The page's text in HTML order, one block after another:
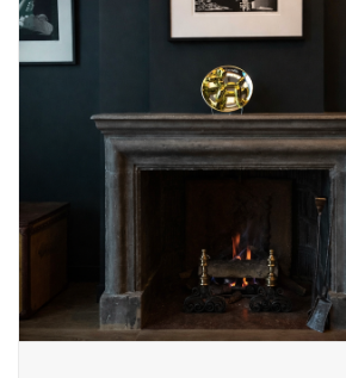
Decoratieve Outdoor
Objecten
Vloeren - Steen, Terra Cotta
Outlet
Tevreden Klanten